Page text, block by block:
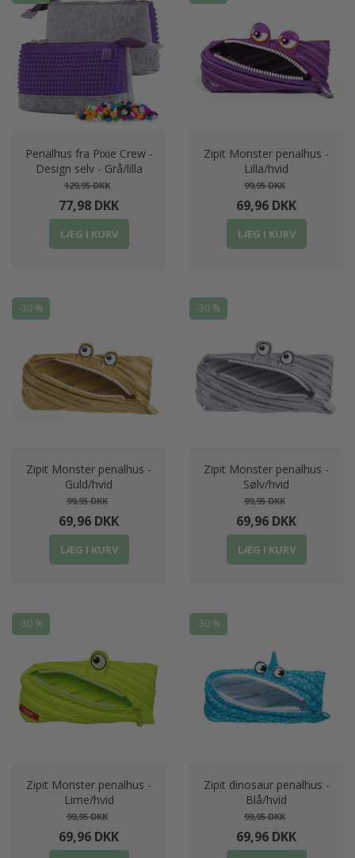
Penalhus fra Pixie Crew -
Design selv - Grå/lilla
129,95 DKK
77,98 DKK
LÆG I KURV
Zipit Monster penalhus -
Lilla/hvid
99,95 DKK
69,96 DKK
LÆG I KURV
-30 %
Zipit Monster penalhus -
Guld/hvid
99,95 DKK
69,96 DKK
LÆG I KURV
-30 %
Zipit Monster penalhus -
Sølv/hvid
99,95 DKK
69,96 DKK
LÆG I KURV
-30 %
Zipit Monster penalhus -
Lime/hvid
99,95 DKK
69,96 DKK
-30 %
Zipit dinosaur penalhus -
Blå/hvid
99,95 DKK
69,96 DKK